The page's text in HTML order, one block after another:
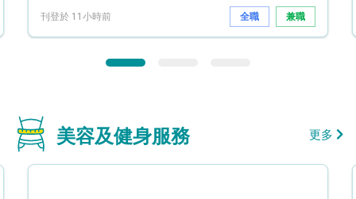
刊登於 11小時前 全職 兼職
美容及健身服務 更多